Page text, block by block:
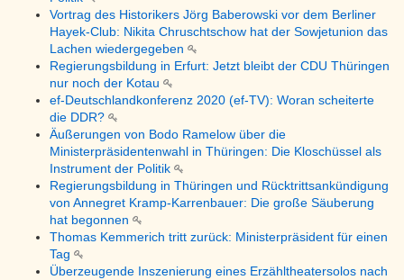
Vortrag des Historikers Jörg Baberowski vor dem Berliner
Hayek-Club: Nikita Chruschtschow hat der Sowjetunion das
Lachen wiedergegeben
Regierungsbildung in Erfurt: Jetzt bleibt der CDU Thüringen
nur noch der Kotau
ef-Deutschlandkonferenz 2020 (ef-TV): Woran scheiterte
die DDR?
Äußerungen von Bodo Ramelow über die
Ministerpräsidentenwahl in Thüringen: Die Kloschüssel als
Instrument der Politik
Regierungsbildung in Thüringen und Rücktrittsankündigung
von Annegret Kramp-Karrenbauer: Die große Säuberung
hat begonnen
Thomas Kemmerich tritt zurück: Ministerpräsident für einen
Tag
Überzeugende Inszenierung eines Erzähltheatersolos nach